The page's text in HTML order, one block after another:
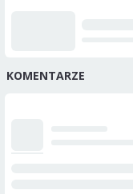
KOMENTARZE